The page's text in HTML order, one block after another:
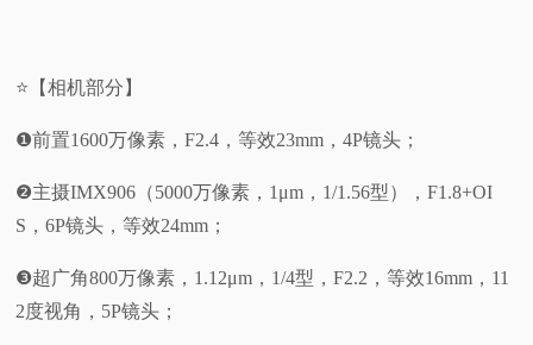
⭐【相机部分】
❶前置1600万像素，F2.4，等效23mm，4P镜头；
❷主摄IMX906（5000万像素，1μm，1/1.56型），F1.8+OI
S，6P镜头，等效24mm；
❸超广角800万像素，1.12μm，1/4型，F2.2，等效16mm，11
2度视角，5P镜头；